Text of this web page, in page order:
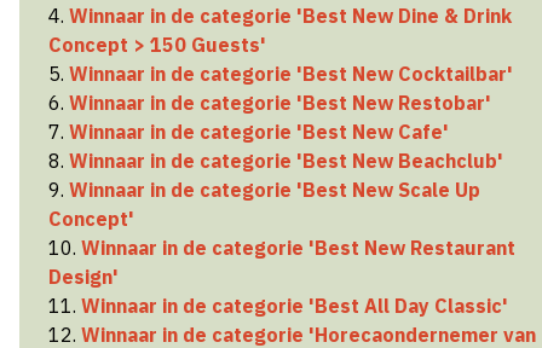
4. Winnaar in de categorie 'Best New Dine & Drink
Concept > 150 Guests'
5. Winnaar in de categorie 'Best New Cocktailbar'
6. Winnaar in de categorie 'Best New Restobar'
7. Winnaar in de categorie 'Best New Cafe'
8. Winnaar in de categorie 'Best New Beachclub'
9. Winnaar in de categorie 'Best New Scale Up
Concept'
10. Winnaar in de categorie 'Best New Restaurant
Design'
11. Winnaar in de categorie 'Best All Day Classic'
12. Winnaar in de categorie 'Horecaondernemer van